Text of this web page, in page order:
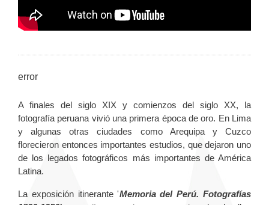
error
A finales del siglo XIX y comienzos del siglo XX, la
fotografía peruana vivió una primera época de oro. En Lima
y algunas otras ciudades como Arequipa y Cuzco
florecieron entonces importantes estudios, que dejaron uno
de los legados fotográficos más importantes de América
Latina.
La exposición itinerante 'Memoria del Perú. Fotografías